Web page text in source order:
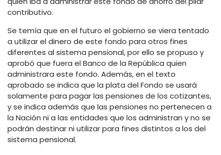
contributivo.
Se temía que en el futuro el gobierno se viera tentado
a utilizar el dinero de este fondo para otros fines
diferentes al sistema pensional, por ello se propuso y
aprobó que fuera el Banco de la República quien
administrara este fondo. Además, en el texto
aprobado se indica que la plata del Fondo se usará
solamente para pagar las pensiones de los cotizantes,
y se indica además que las pensiones no pertenecen a
la Nación ni a las entidades que los administran y no se
podrán destinar ni utilizar para fines distintos a los del
sistema pensional.